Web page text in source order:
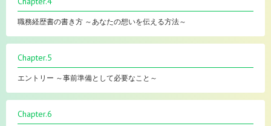
職務経歴書の書き方 ～あなたの想いを伝える方法～
Chapter.5
エントリー ～事前準備として必要なこと～
Chapter.6